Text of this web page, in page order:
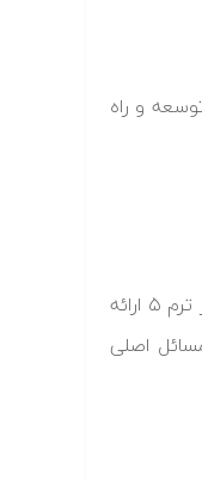
و راه
مهندسی نرم افزار ۱ یکی از دروس تخصصی رشته کامپیوتر در مقطع کارشناسی هستند که معمولا مهندسی نرم افزار ۱ در ترم ۵ ارائه
اصلی